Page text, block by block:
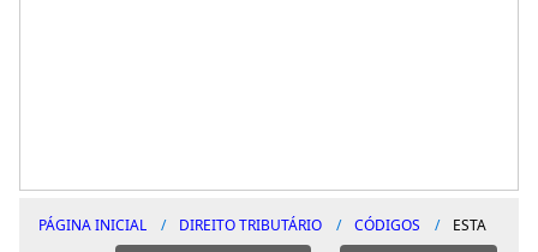
PÁGINA INICIAL DIREITO TRIBUTÁRIO CÓDIGOS
ESTA